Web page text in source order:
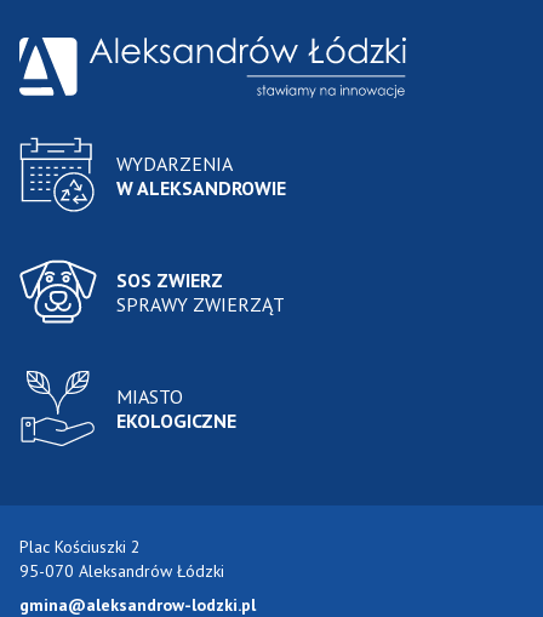
WYDARZENIA
W ALEKSANDROWIE
SOS ZWIERZ
SPRAWY ZWIERZĄT
MIASTO
EKOLOGICZNE
Plac Kościuszki 2
95-070 Aleksandrów Łódzki
gmina@aleksandrow-lodzki.pl